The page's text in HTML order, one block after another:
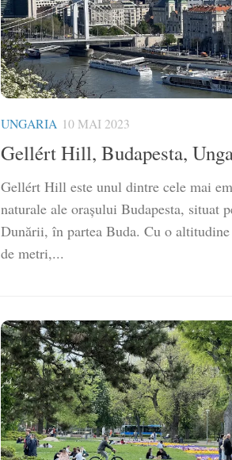
UNGARIA 10 MAI 2023
Gellért Hill, Budapesta,
Gellért Hill este unul dintre cele mai
naturale ale orașului Budapesta, situat
Dunării, în partea Buda. Cu o
de metri,...